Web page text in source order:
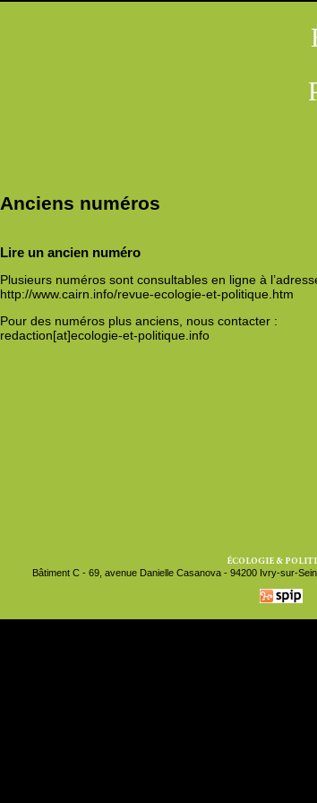
Anciens numéros
Lire un ancien numéro
Plusieurs numéros sont consultables en ligne à
http://www.cairn.info/revue-ecologie-et-politique.htm
Pour des numéros plus anciens, nous contacter :
redaction[at]ecologie-et-politique.info
ÉCOLOGIE &
Bâtiment C - 69, avenue Danielle Casanova - 94200 Ivry-sur-